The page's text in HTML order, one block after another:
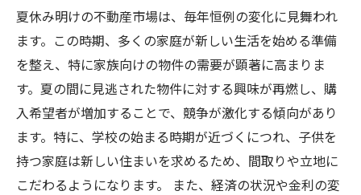
夏休み明けの不動産市場は、毎年恒例の変化に見舞われ
ます。この時期、多くの家庭が新しい生活を始める準備
を整え、特に家族向けの物件の需要が顕著に高まりま
す。夏の間に見逃された物件に対する興味が再燃し、購
入希望者が増加することで、競争が激化する傾向があり
ます。特に、学校の始まる時期が近づくにつれ、子供を
持つ家庭は新しい住まいを求めるため、間取りや立地に
こだわるようになります。 また、経済の状況や金利の変